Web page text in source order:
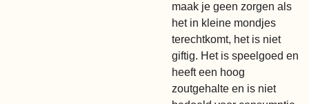
maak je geen zorgen als
het in kleine mondjes
terechtkomt, het is niet
giftig. Het is speelgoed en
heeft een hoog
zoutgehalte en is niet